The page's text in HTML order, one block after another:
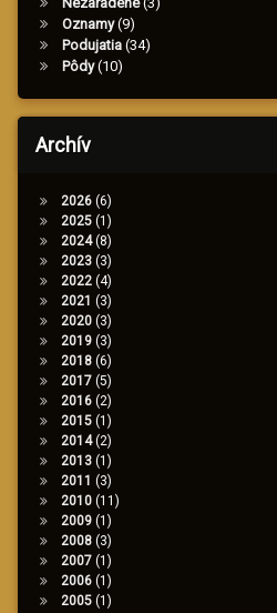
Oznamy(9)
Podujatia (34)
Pôdy(10)
Archív
2026(6)
2025(1)
2024(8)
2023(3)
2022(4)
2021 (3)
2020(3)
2019(3)
2018(6)
2017(5)
2016(2)
2015(1)
2014(2)
2013(1)
2011 (3)
2010(11)
2009(1)
2008(3)
2007(1)
2006(1)
2005(1)